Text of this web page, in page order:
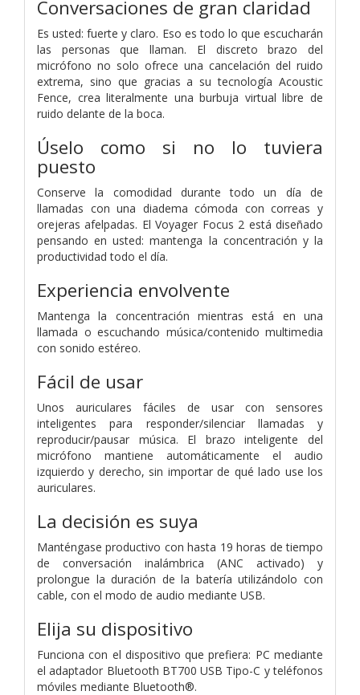
Conversaciones de gran claridad
Es usted: fuerte y claro. Eso es todo lo que escucharán
las personas que llaman. El discreto brazo del
micrófono no solo ofrece una cancelación del ruido
extrema, sino que gracias a su tecnología Acoustic
Fence, crea literalmente una burbuja virtual libre de
ruido delante de la boca.
Úselo como si no lo tuviera
puesto
Conserve la comodidad durante todo un día de
llamadas con una diadema cómoda con correas y
orejeras afelpadas. El Voyager Focus 2 está diseñado
pensando en usted: mantenga la concentración y la
productividad todo el día.
Experiencia envolvente
Mantenga la concentración mientras está en una
llamada o escuchando música/contenido multimedia
con sonido estéreo.
Fácil de usar
Unos auriculares fáciles de usar con sensores
inteligentes para responder/silenciar llamadas y
reproducir/pausar música. El brazo inteligente del
micrófono mantiene automáticamente el audio
izquierdo y derecho, sin importar de qué lado use los
auriculares.
La decisión es suya
Manténgase productivo con hasta 19 horas de tiempo
de conversación inalámbrica (ANC activado) y
prolongue la duración de la batería utilizándolo con
cable, con el modo de audio mediante USB.
Elija su dispositivo
Funciona con el dispositivo que prefiera: PC mediante
el adaptador Bluetooth BT700 USB Tipo-C y teléfonos
móviles mediante Bluetooth®.